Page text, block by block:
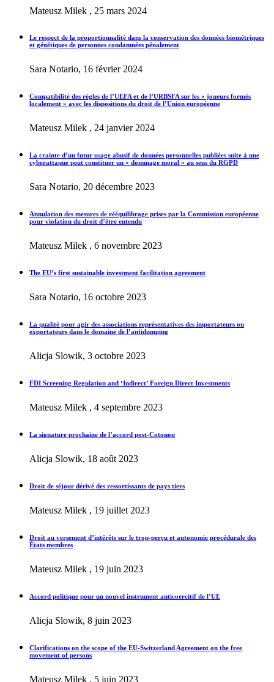
Mateusz Milek , 25 mars 2024
Le respect de la proportionnalité dans la conservation des données biométriques
et génétiques de personnes condamnées pénalement
Sara Notario, 16 février 2024
Compatibilité des règles de l’UEFA et de l’URBSFA sur les « joueurs formés
localement » avec les dispositions du droit de l’Union européenne
Mateusz Milek , 24 janvier 2024
La crainte d’un futur usage abusif de données personnelles publiées suite à une
cyberattaque peut constituer un « dommage moral » au sens du RGPD
Sara Notario, 20 décembre 2023
Annulation des mesures de rééquilibrage prises par la Commission européenne
pour violation du droit d’être entendu
Mateusz Milek , 6 novembre 2023
The EU’s first sustainable investment facilitation agreement
Sara Notario, 16 octobre 2023
La qualité pour agir des associations représentatives des importateurs ou
exportateurs dans le domaine de l’antidumping
Alicja Slowik, 3 octobre 2023
FDI Screening Regulation and ‘Indirect’ Foreign Direct Investments
Mateusz Milek , 4 septembre 2023
La signature prochaine de l’accord post-Cotonou
Alicja Slowik, 18 août 2023
Droit de séjour dérivé des ressortissants de pays tiers
Mateusz Milek , 19 juillet 2023
Droit au versement d’intérêts sur le trop-perçu et autonomie procédurale des
États membres
Mateusz Milek , 19 juin 2023
Accord politique pour un nouvel instrument anticoercitif de l’UE
Alicja Slowik, 8 juin 2023
Clarifications on the scope of the EU-Switzerland Agreement on the free
movement of persons
Mateusz Milek , 5 juin 2023